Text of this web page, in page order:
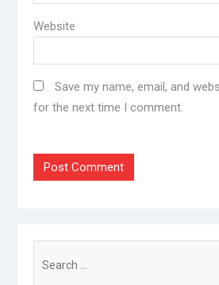
Website
Save my name, email, and
for the next time I comment.
for: